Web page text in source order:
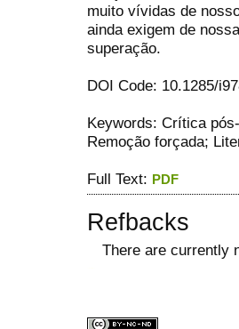
muito vívidas de
ainda exigem de
superação.
DOI Code: 10.1285/
Keywords: Crítica
Remoção forçada;
Full Text: PDF
Refbacks
There are currently